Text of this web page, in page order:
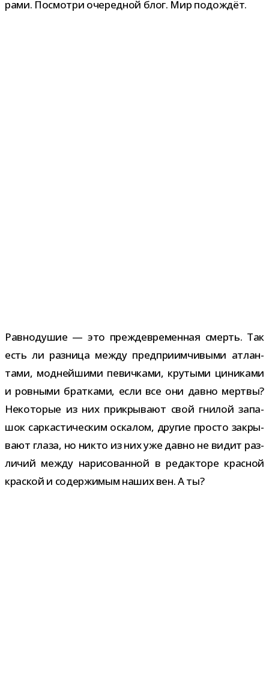
рами. Посмотри оче­ред­ной блог. Мир подождёт.
Равнодушие — это преж­де­вре­мен­ная смерть. Так
есть ли раз­ница между пред­при­им­чи­выми атлан­
тами, мод­ней­шими певич­ками, кру­тыми цини­ками
и ров­ными брат­ками, если все они давно мертвы?
Некоторые из них при­кры­вают свой гни­лой запа­
шок сар­ка­сти­че­ским оска­лом, дру­гие про­сто закры­
вают глаза, но никто из них уже давно не видит раз­
ли­чий между нари­со­ван­ной в редак­торе крас­ной
крас­кой и содер­жи­мым наших вен. А ты?